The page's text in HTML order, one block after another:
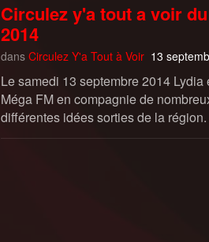
Circulez y'a tout a voir
2014
dans Circulez Y'a Tout à Voir 13
Le samedi 13 septembre 2014
Méga FM en compagnie de
différentes idées sorties de la région.